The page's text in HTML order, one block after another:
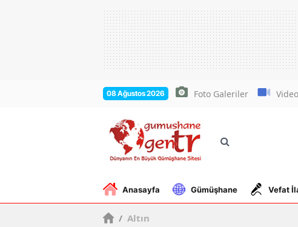
08 Ağustos 2026 Foto Galeriler
Anasayfa Gümüşhane Vefat
/ Altın